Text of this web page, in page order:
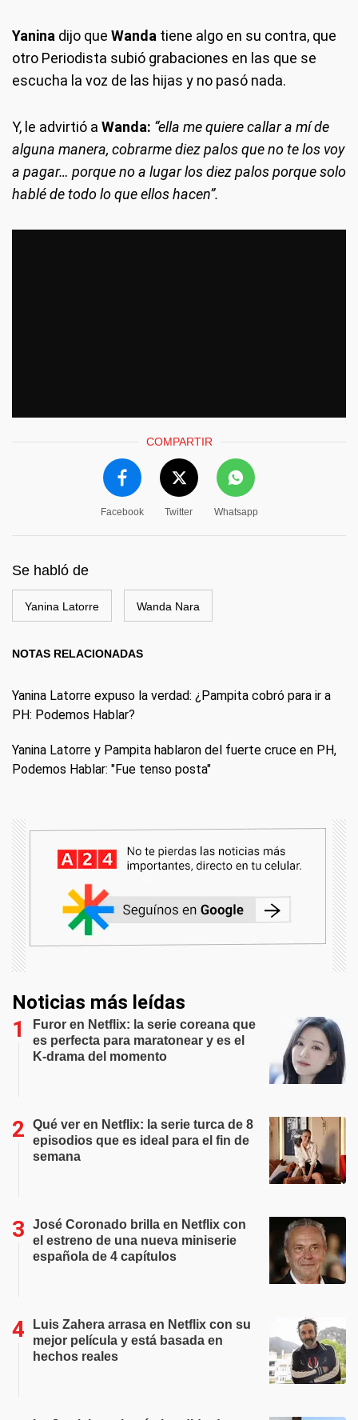
Yanina dijo que Wanda tiene algo en su contra, que
otro Periodista subió grabaciones en las que se
escucha la voz de las hijas y no pasó nada.
Y, le advirtió a Wanda: “ella me quiere callar a mí de
alguna manera, cobrarme diez palos que no te los voy
a pagar… porque no a lugar los diez palos porque solo
hablé de todo lo que ellos hacen”.
COMPARTIR
Facebook Twitter Whatsapp
Se habló de
Yanina Latorre Wanda Nara
NOTAS RELACIONADAS
Yanina Latorre expuso la verdad: ¿Pampita cobró para ir a
PH: Podemos Hablar?
Yanina Latorre y Pampita hablaron del fuerte cruce en PH,
Podemos Hablar: "Fue tenso posta"
Noticias más leídas
Furor en Netflix: la serie coreana que
es perfecta para maratonear y es el
K-drama del momento
Qué ver en Netflix: la serie turca de 8
episodios que es ideal para el fin de
semana
José Coronado brilla en Netflix con
el estreno de una nueva miniserie
española de 4 capítulos
Luis Zahera arrasa en Netflix con su
mejor película y está basada en
hechos reales